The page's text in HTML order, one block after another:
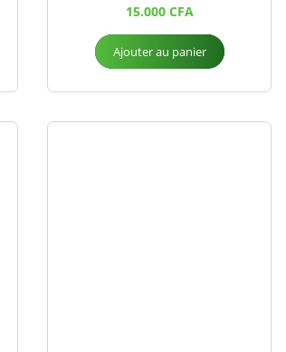
15.000 CFA
Ajouter au panier